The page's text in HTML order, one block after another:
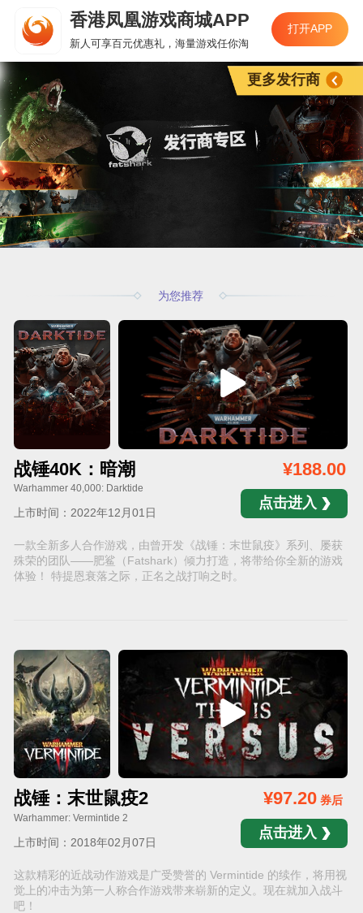
香港凤凰游戏商城APP
新人可享百元优惠礼，海量游戏任你淘
打开APP
为您推荐
战锤40K：暗潮
Warhammer 40,000: Darktide
上市时间：2022年12月01日
¥188.00
点击进入
一款全新多人合作游戏，由曾开发《战锤：末世鼠疫》系列、屡获
殊荣的团队——肥鲨（Fatshark）倾力打造，将带给你全新的游戏
体验！ 特提恩衰落之际，正名之战打响之时。
战锤：末世鼠疫2
Warhammer: Vermintide 2
上市时间：2018年02月07日
¥97.20券后
点击进入
这款精彩的近战动作游戏是广受赞誉的 Vermintide 的续作，将用视
觉上的冲击为第一人称合作游戏带来崭新的定义。现在就加入战斗
吧！
更多发行商